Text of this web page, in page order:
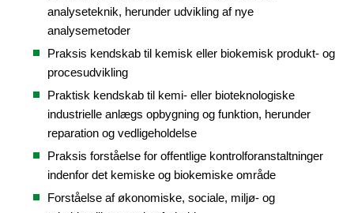
analyseteknik, herunder udvikling af nye
analysemetoder
Praksis kendskab til kemisk eller biokemisk produkt- og
procesudvikling
Praktisk kendskab til kemi- eller bioteknologiske
industrielle anlægs opbygning og funktion, herunder
reparation og vedligeholdelse
Praksis forståelse for offentlige kontrolforanstaltninger
indenfor det kemiske og biokemiske område
Forståelse af økonomiske, sociale, miljø- og